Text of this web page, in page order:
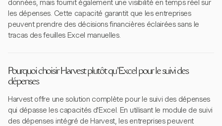
données, mais fournit également une visibilité en temps réel sur
les dépenses. Cette capacité garantit que les entreprises
peuvent prendre des décisions financières éclairées sans le
tracas des feuilles Excel manuelles.
Pourquoi choisir Harvest plutôt qu'Excel pour le suivi des
dépenses
Harvest offre une solution complète pour le suivi des dépenses
qui dépasse les capacités d'Excel. En utilisant le module de suivi
des dépenses intégré de Harvest, les entreprises peuvent